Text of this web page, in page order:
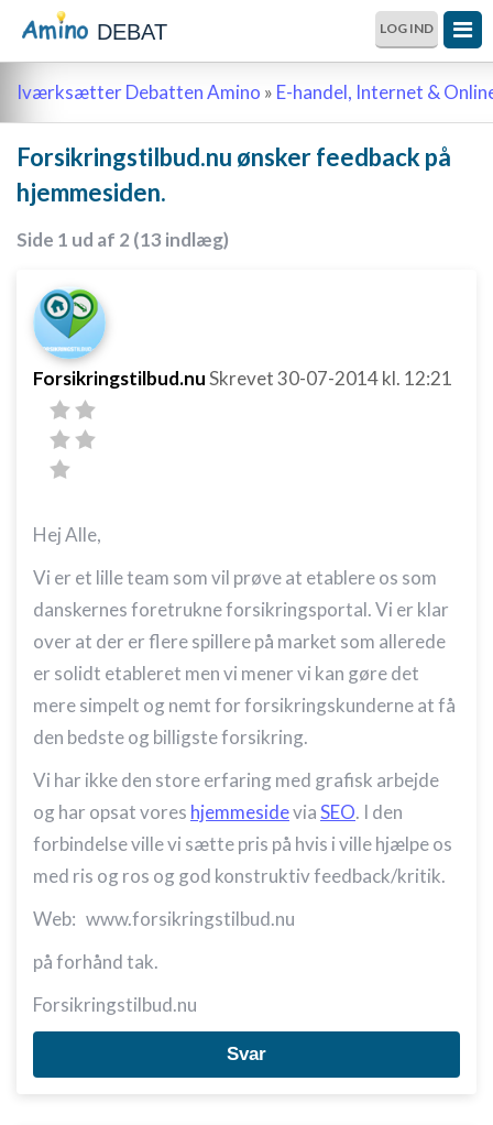
DEBAT LOG IND
Iværksætter Debatten Amino » E-handel, Internet &
Forsikringstilbud.nu ønsker feedback på
hjemmesiden.
Side 1 ud af 2 (13 indlæg)
Forsikringstilbud.nuSkrevet30-07-2014kl. 12:21
Hej Alle,
Vi er et lille team som vil prøve at etablere os som
danskernes foretrukne forsikringsportal. Vi er klar
over at der er flere spillere på market som allerede
er solidt etableret men vi mener vi kan gøre det
mere simpelt og nemt for forsikringskunderne at få
den bedste og billigste forsikring.
Vi har ikke den store erfaring med grafisk arbejde
og har opsat vores hjemmesideviaSEO. I den
forbindelse ville vi sætte pris på hvis i ville hjælpe os
med ris og ros og god konstruktiv feedback/kritik.
Web: www.forsikringstilbud.nu
på forhånd tak.
Forsikringstilbud.nu
Svar